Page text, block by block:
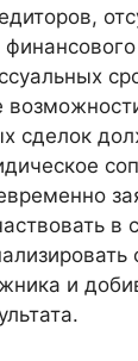
сделок
в
и